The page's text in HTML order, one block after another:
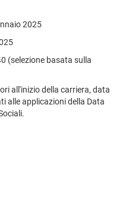
2025
(selezione basata sulla
all'inizio della carriera, data
alle applicazioni della Data